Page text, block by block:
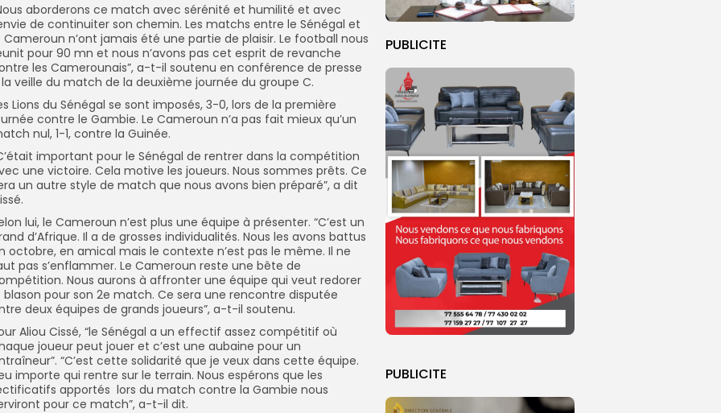
PUBLICITE
PUBLICITE
aborderons ce match avec sérénité et humilité et avec
de continuiter son chemin. Les matchs entre le Sénégal et
Cameroun n’ont jamais été une partie de plaisir. Le football nous
pour 90 mn et nous n’avons pas cet esprit de revanche
les Camerounais”, a-t-il soutenu en conférence de presse
veille du match de la deuxième journée du groupe C.
Lions du Sénégal se sont imposés, 3-0, lors de la première
contre le Gambie. Le Cameroun n’a pas fait mieux qu’un
nul, 1-1, contre la Guinée.
important pour le Sénégal de rentrer dans la compétition
une victoire. Cela motive les joueurs. Nous sommes prêts. Ce
un autre style de match que nous avons bien préparé”, a dit
lui, le Cameroun n’est plus une équipe à présenter. “C’est un
d’Afrique. Il a de grosses individualités. Nous les avons battus
octobre, en amical mais le contexte n’est pas le même. Il ne
pas s’enflammer. Le Cameroun reste une bête de
Nous aurons à affronter une équipe qui veut redorer
blason pour son 2e match. Ce sera une rencontre disputée
deux équipes de grands joueurs”, a-t-il soutenu.
Aliou Cissé, “le Sénégal a un effectif assez compétitif où
joueur peut jouer et c’est une aubaine pour un
“C’est cette solidarité que je veux dans cette équipe.
importe qui rentre sur le terrain. Nous espérons que les
apportés lors du match contre la Gambie nous
pour ce match”, a-t-il dit.